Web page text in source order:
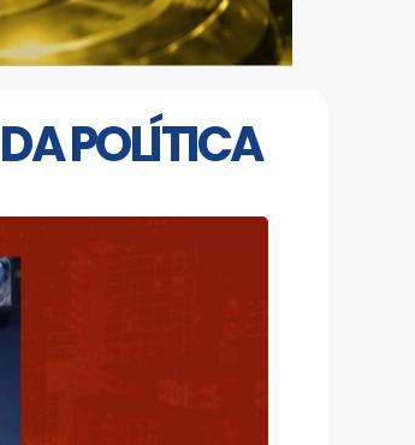
POLÍTICA